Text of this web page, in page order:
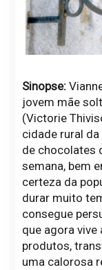
Sinopse:
jovem mãe
(Victorie
cidade rural
de chocolates
semana, bem
certeza da
durar muito
consegue
que agora
produtos,
uma calorosa